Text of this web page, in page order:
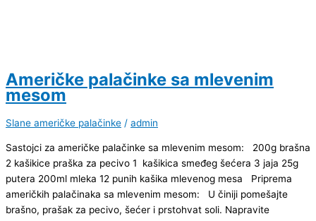
Američke palačinke sa mlevenim
mesom
Slane američke palačinke / admin
Sastojci za američke palačinke sa mlevenim mesom: 200g brašna
2 kašikice praška za pecivo 1 kašikica smeđeg šećera 3 jaja 25g
putera 200ml mleka 12 punih kašika mlevenog mesa Priprema
američkih palačinaka sa mlevenim mesom: U činiji pomešajte
brašno, prašak za pecivo, šećer i prstohvat soli. Napravite